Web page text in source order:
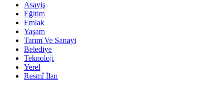
Asayiş
Eğitim
Emlak
Yaşam
Tarım Ve Sanayi
Belediye
Teknoloji
Yerel
Resmî İlan